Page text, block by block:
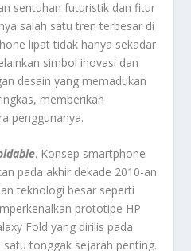
sentuhan futuristik dan fitur
salah satu tren terbesar di
lipat tidak hanya sekadar
simbol inovasi dan
desain yang memadukan
memberikan
penggunanya.
. Konsep smartphone
pada akhir dekade 2010-an
teknologi besar seperti
prototipe HP
Fold yang dirilis pada
tonggak sejarah penting.